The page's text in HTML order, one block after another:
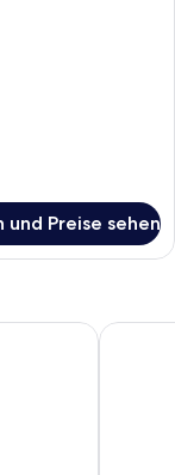
und Preise sehen
Verdi